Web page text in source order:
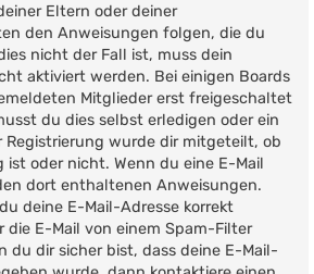
Eltern oder deiner
den Anweisungen folgen, die du
nicht der Fall ist, muss dein
aktiviert werden. Bei einigen Boards
Mitglieder erst freigeschaltet
du dies selbst erledigen oder ein
Registrierung wurde dir mitgeteilt, ob
oder nicht. Wenn du eine E-Mail
dort enthaltenen Anweisungen.
deine E-Mail-Adresse korrekt
die E-Mail von einem Spam-Filter
du dir sicher bist, dass deine E-Mail-